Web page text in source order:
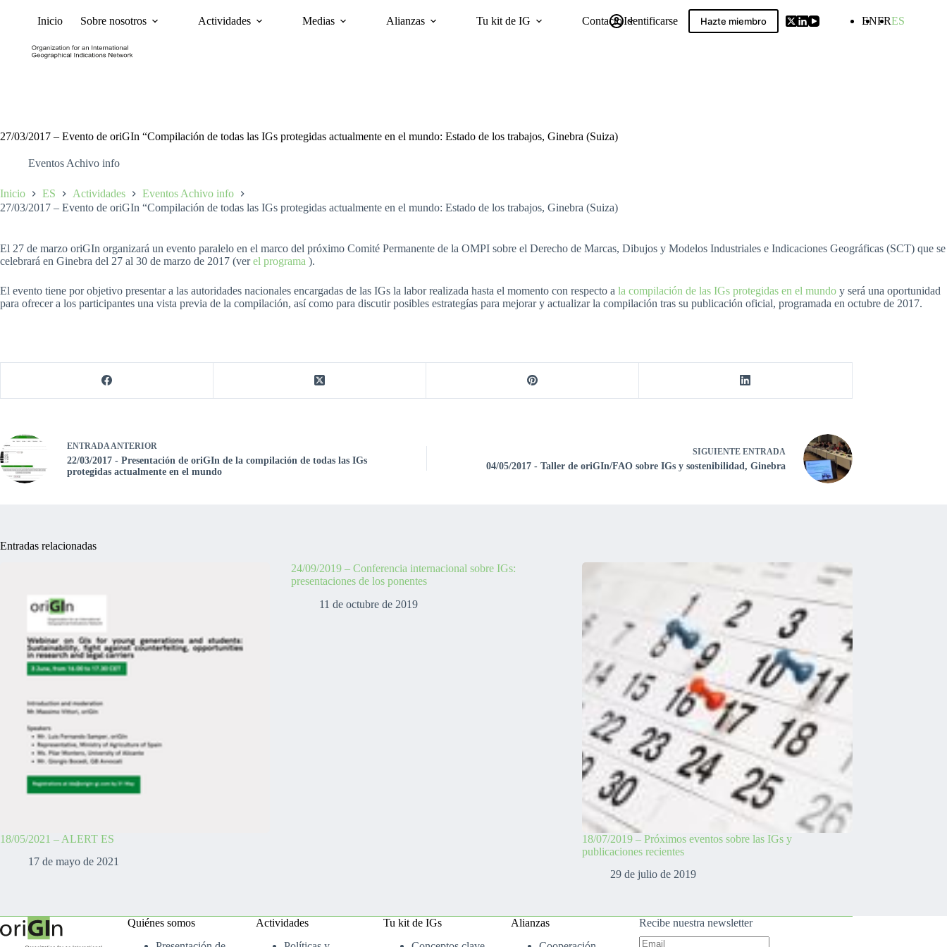
oriGIn Worldwide GIs Compilation
Inicio Sobre nosotros Actividades Medias Alianzas Tu kit de IG ContactoIdentificarse Hazte miembro ENFRES
27/03/2017 – Evento de oriGIn “Compilación de todas las IGs protegidas actualmente en el mundo: Estado de los trabajos, Ginebra (Suiza)
Eventos Achivo info
Inicio ES Actividades
Eventos Achivo info
27/03/2017 – Evento de oriGIn “Compilación de todas las IGs protegidas actualmente en el mundo: Estado de los trabajos, Ginebra (Suiza)
El 27 de marzo oriGIn organizará un evento paralelo en el marco del próximo Comité Permanente de la OMPI sobre el Derecho de Marcas, Dibujos y Modelos Industriales e Indicaciones Geográficas (SCT) que se
celebrará en Ginebra del 27 al 30 de marzo de 2017 (verel programa ).
El evento tiene por objetivo presentar a las autoridades nacionales encargadas de las IGs la labor realizada hasta el momento con respecto a la compilación de las IGs protegidas en el mundo y será una oportunidad
para ofrecer a los participantes una vista previa de la compilación, así como para discutir posibles estrategías para mejorar y actualizar la compilación tras su publicación oficial, programada en octubre de 2017.
ENTRADAANTERIOR
22/03/2017 - Presentación de oriGIn de la compilación de todas las IGs
protegidas actualmente en el mundo
SIGUIENTE ENTRADA
04/05/2017 - Taller de oriGIn/FAO sobre IGs y sostenibilidad, Ginebra
Entradas relacionadas
18/05/2021 – ALERT ES
17 de mayo de 2021
24/09/2019 – Conferencia internacional sobre IGs:
presentaciones de los ponentes
11 de octubre de 2019
18/07/2019 – Próximos eventos sobre las IGs y
publicaciones recientes
29 de julio de 2019
Quiénes somos
Actividades
Tu kit de IGs
Alianzas
Recibe nuestra newsletter